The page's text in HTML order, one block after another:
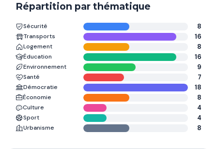
Répartition par thématique
Sécurité 8
Transports 16
Logement 8
Éducation 16
Environnement 9
Santé 7
Démocratie 18
Économie 8
Culture 4
Sport 4
Urbanisme 8